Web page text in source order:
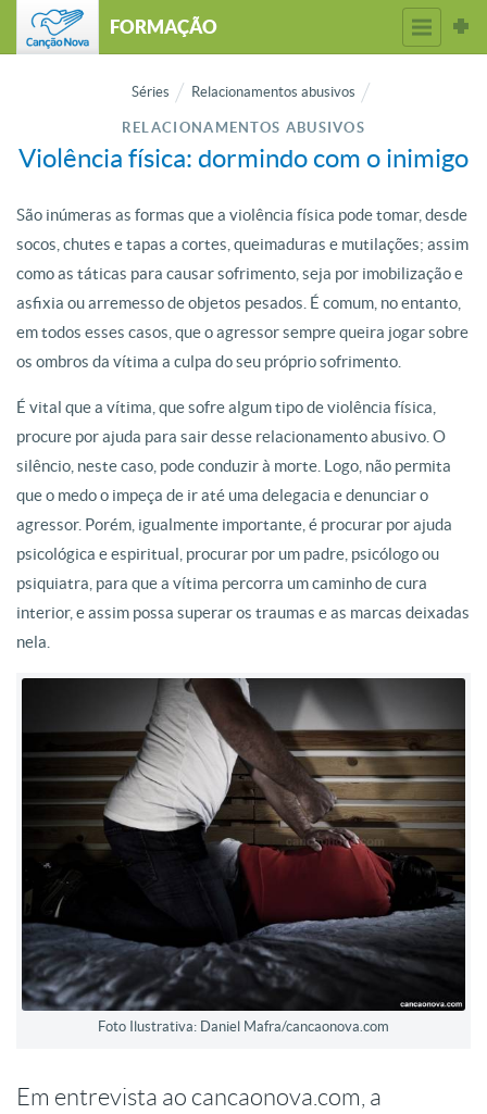
FORMAÇÃO
Séries Relacionamentos abusivos
RELACIONAMENTOS ABUSIVOS
Violência física: dormindo com o inimigo
São inúmeras as formas que a violência física pode tomar, desde
socos, chutes e tapas a cortes, queimaduras e mutilações; assim
como as táticas para causar sofrimento, seja por imobilização e
asfixia ou arremesso de objetos pesados. É comum, no entanto,
em todos esses casos, que o agressor sempre queira jogar sobre
os ombros da vítima a culpa do seu próprio sofrimento.
É vital que a vítima, que sofre algum tipo de violência física,
procure por ajuda para sair desse relacionamento abusivo. O
silêncio, neste caso, pode conduzir à morte. Logo, não permita
que o medo o impeça de ir até uma delegacia e denunciar o
agressor. Porém, igualmente importante, é procurar por ajuda
psicológica e espiritual, procurar por um padre, psicólogo ou
psiquiatra, para que a vítima percorra um caminho de cura
interior, e assim possa superar os traumas e as marcas deixadas
nela.
Foto Ilustrativa: Daniel Mafra/cancaonova.com
Em entrevista ao cancaonova.com, a